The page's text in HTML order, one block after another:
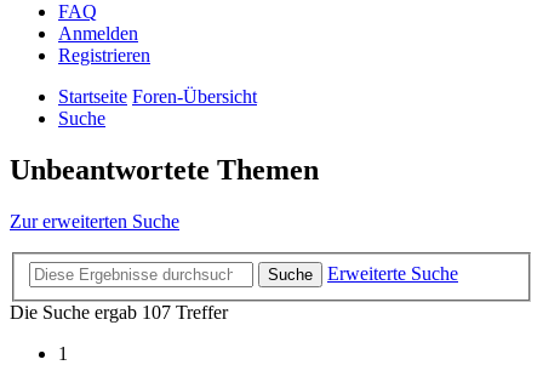
FAQ
Anmelden
Registrieren
Startseite Foren-Übersicht
Suche
Unbeantwortete Themen
Zur erweiterten Suche
Suche
Erweiterte Suche
Die Suche ergab 107 Treffer
1